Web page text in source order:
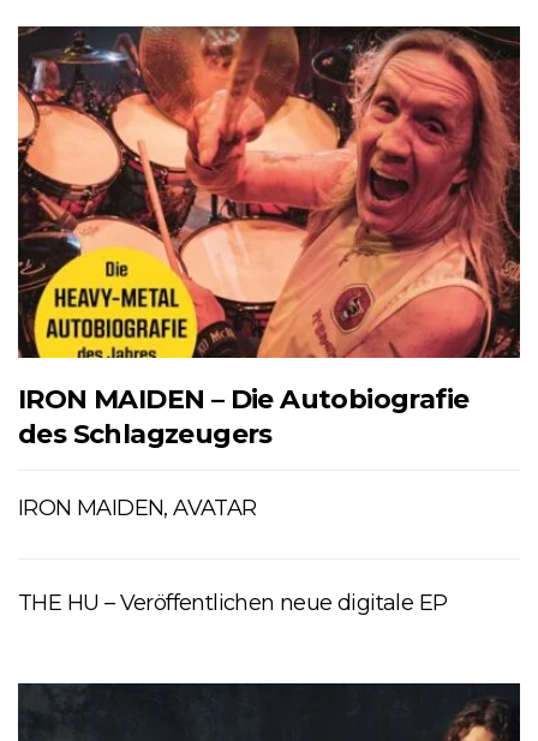
IRON MAIDEN – Die Autobiografie
des Schlagzeugers
IRON MAIDEN, AVATAR
THE HU – Veröffentlichen neue digitale EP